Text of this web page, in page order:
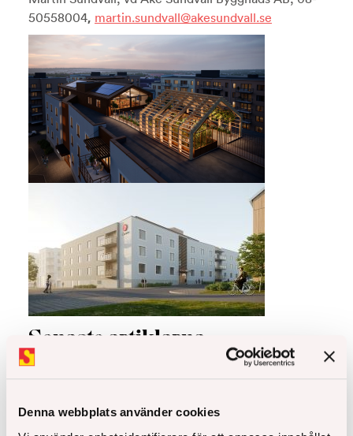
Denna webbplats använder cookies
50558004, martin.sundvall@akesundvall.se
Senaste artiklarna